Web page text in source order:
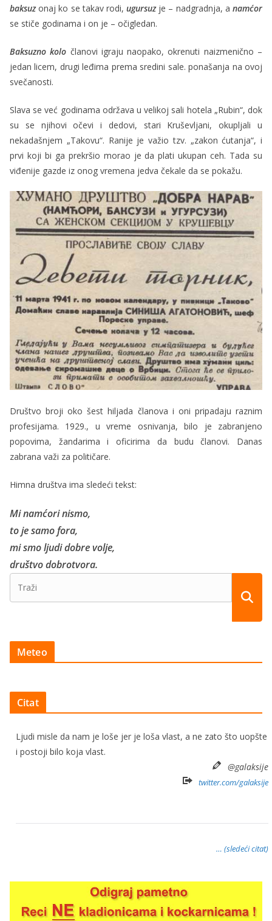
baksuzonaj ko se takav rodi,ugursuzje – nadgradnja, anamćor
se stiče godinama i on je – očigledan.
Baksuzno kolo članovi igraju naopako, okrenuti naizmenično –
jedan licem, drugi leđima prema sredini sale. ponašanja na ovoj
svečanosti.
Slava se već godinama održava u velikoj sali hotela „Rubin“, dok
su se njihovi očevi i dedovi, stari Kruševljani, okupljali u
nekadašnjem „Takovu“. Ranije je važio tzv. „zakon ćutanja“, i
prvi koji bi ga prekršio morao je da plati ukupan ceh. Tada su
viđenije gazde iz onog vremena jedva čekale da se pokažu.
Društvo broji oko šest hiljada članova i oni pripadaju raznim
profesijama. 1929., u vreme osnivanja, bilo je zabranjeno
popovima, žandarima i oficirima da budu članovi. Danas
zabrana važi za političare.
Himna društva ima sledeći tekst:
Mi namćori nismo,
to je samo fora,
mi smo ljudi dobre volje,
društvo dobrotvora.
Meteo
Citat
Ljudi misle da nam je loše jer je loša vlast, a ne zato što uopšte
i postoji bilo koja vlast.
@galaksije
twitter.com/galaksije
… (sledeći citat)